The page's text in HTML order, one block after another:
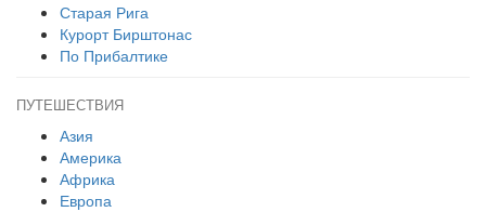
Старая Рига
Курорт Бирштонас
По Прибалтике
ПУТЕШЕСТВИЯ
Азия
Америка
Африка
Европа